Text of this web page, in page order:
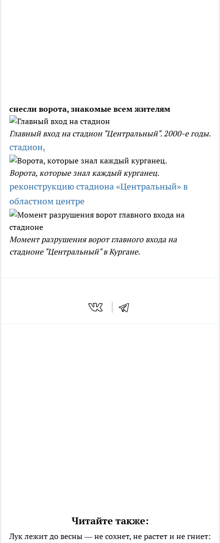
снесли ворота, знакомые всем жителям
Главный вход на стадион "Центральный". 2000-е годы.
стадион,
Ворота, которые знал каждый курганец.
реконструкцию стадиона «Центральный» в
областном центре
Момент разрушения ворот главного входа на
стадионе "Центральный" в Кургане.
Читайте также:
Лук лежит до весны — не сохнет, не растет и не гниет: